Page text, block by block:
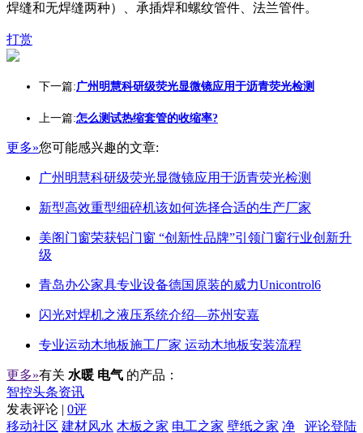
焊缝和无焊缝两种）、承插焊和螺纹管件、法兰管件。
打赏
下一篇:广州明慧科研级荧光显微镜应用于沥青荧光检测
上一篇:怎么测试热缩套管的收缩率?
更多»您可能感兴趣的文章:
广州明慧科研级荧光显微镜应用于沥青荧光检测
新型高效重型细碎机该如何选择合适的生产厂家
美阁门窗荣获铝门窗 “创新性品牌”引领门窗行业创新升
级
青岛办公家具专业设备德国原装的威力Unicontrol6
闪光对焊机之液压系统介绍—苏州安嘉
专业运动木地板施工厂家 运动木地板安装流程
更多»有关 水暖 电气 的产品：
智控头条资讯
发表评论 | 0评
评论登陆
移动社区 建材风水 木板之家 电工之家 壁纸之家 净